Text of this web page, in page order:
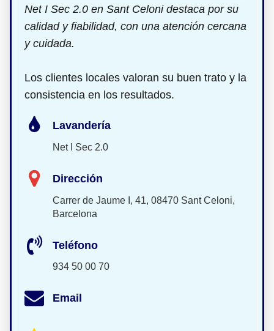
Net I Sec 2.0 en Sant Celoni destaca por su
calidad y fiabilidad, con una atención cercana
y cuidada.
Los clientes locales valoran su buen trato y la
consistencia en los resultados.
Lavandería
Net I Sec 2.0
Dirección
Carrer de Jaume I, 41, 08470 Sant Celoni,
Barcelona
Teléfono
934 50 00 70
Email